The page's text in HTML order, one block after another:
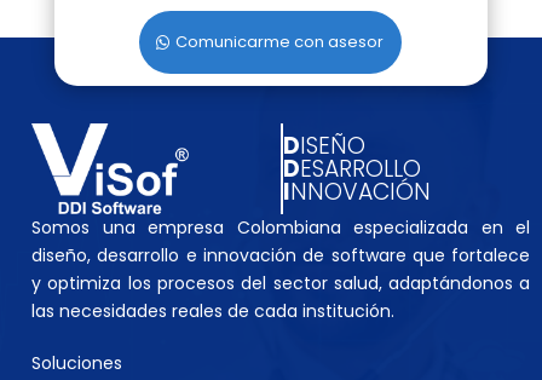
Comunicarme con asesor
DISEÑO
DESARROLLO
INNOVACIÓN
Somos una empresa Colombiana especializada en el
diseño, desarrollo e innovación de software que fortalece
y optimiza los procesos del sector salud, adaptándonos a
las necesidades reales de cada institución.
Soluciones